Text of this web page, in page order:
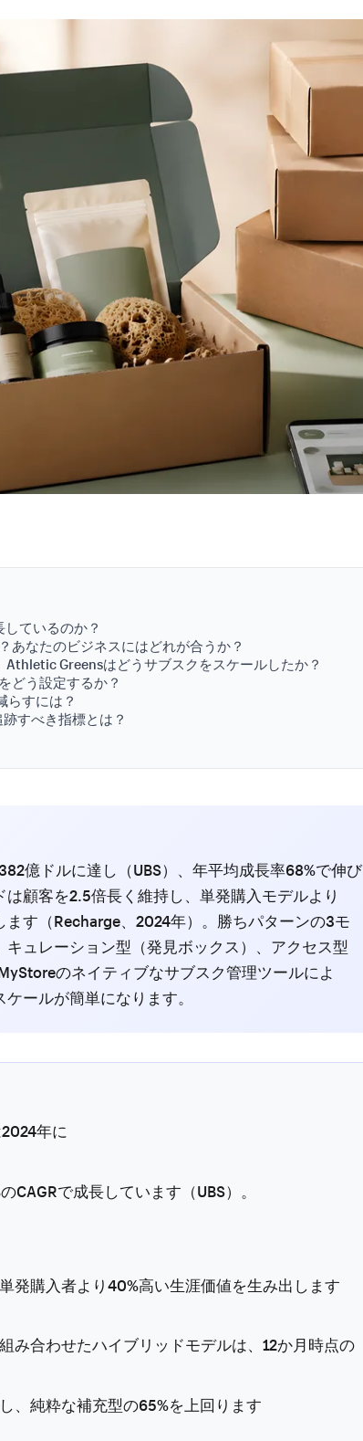
ているのか？
あなたのビジネスにはどれが合うか？
Greensはどうサブスクをスケールしたか？
どう設定するか？
らすには？
すべき指標とは？
億ドルに達し（UBS）、年平均成長率68%で伸び
顧客を2.5倍長く維持し、単発購入モデルより
す（Recharge、2024年）。勝ちパターンの3モ
ュレーション型（発見ボックス）、アクセス型
のネイティブなサブスク管理ツールによ
ールが簡単になります。
年に
CAGRで成長しています（UBS）。
発購入者より40%高い生涯価値を生み出します
み合わせたハイブリッドモデルは、12か月時点の
、純粋な補充型の65%を上回ります